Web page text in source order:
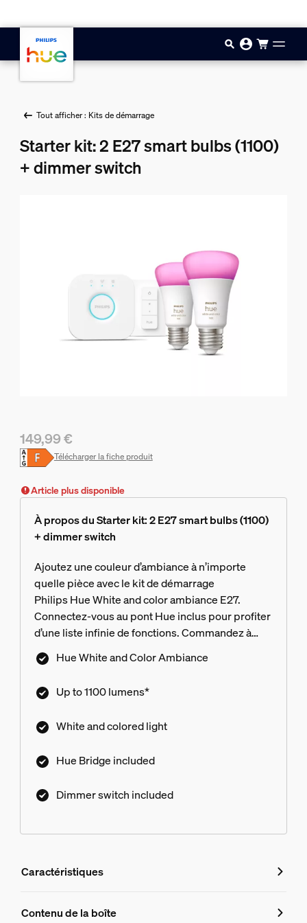
Tout afficher : Kits de démarrage
Starter kit: 2 E27 smart bulbs (1100)
+ dimmer switch
Le prix actuel est 149,99 €
149,99 €
Télécharger la fiche produit
Article plus disponible
À propos du Starter kit: 2 E27 smart bulbs (1100)
+ dimmer switch
Ajoutez une couleur d’ambiance à n’importe
quelle pièce avec le kit de démarrage
Philips Hue White and color ambiance E27.
Connectez-vous au pont Hue inclus pour profiter
d’une liste infinie de fonctions. Commandez à
l’aide de l’application, de la voix ou de
l’interrupteur inclus.
Hue White and Color Ambiance
Up to 1100 lumens*
White and colored light
Hue Bridge included
Dimmer switch included
Caractéristiques
Caractéristiques
Contenu de la boîte